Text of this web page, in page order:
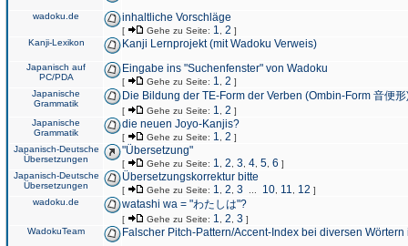
wadoku.de inhaltliche Vorschläge
[ Gehe zu Seite: 1 2 ]
Kanji-Lexikon
Kanji Lernprojekt (mit Wadoku Verweis)
Japanisch auf
PC/PDA
Eingabe ins "Suchenfenster" von Wadoku
[ Gehe zu Seite: 1 2 ]
Japanische
Grammatik
Die Bildung der TE-Form der Verben (Ombin-Form 音便形
[ Gehe zu Seite: 1 2 ]
Japanische
Grammatik
die neuen Joyo-Kanjis?
[ Gehe zu Seite: 1 2 ]
Japanisch-Deutsche
Übersetzungen
"Übersetzung"
[ Gehe zu Seite: 1 2 3 4 5 6 ]
Japanisch-Deutsche
Übersetzungen
Übersetzungskorrektur bitte
[ Gehe zu Seite: 1 2 3 10 11 12 ]
wadoku.de
watashi wa = "わたしは"?
[ Gehe zu Seite: 1 2 3 ]
WadokuTeam
Falscher Pitch-Pattern/Accent-Index bei diversen